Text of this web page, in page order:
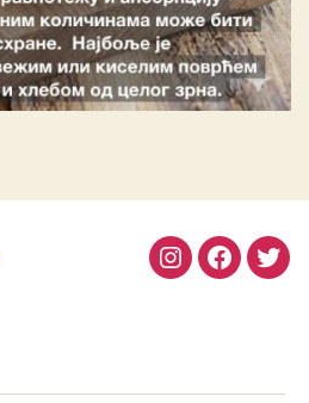
Instagram
Facebook